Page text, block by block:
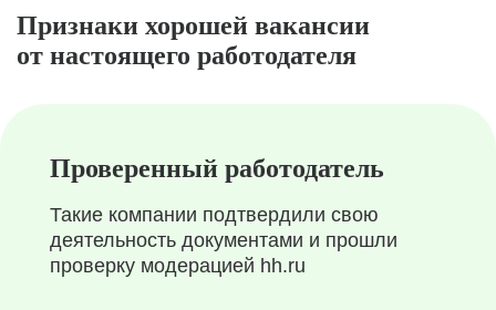
Признаки хорошей вакансии
от настоящего работодателя
Проверенный работодатель
Такие компании подтвердили свою
деятельность документами и прошли
проверку модерацией hh.ru